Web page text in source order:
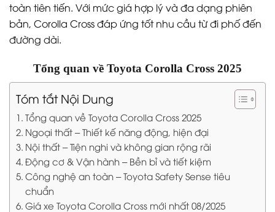
toàn tiên tiến. Với mức giá hợp lý và đa dạng phiên
bản, Corolla Cross đáp ứng tốt nhu cầu từ đi phố đến
đường dài.
Tổng quan về Toyota Corolla Cross 2025
Tóm tắt Nội Dung
Tổng quan về Toyota Corolla Cross 2025
Ngoại thất – Thiết kế năng động, hiện đại
Nội thất – Tiện nghi và không gian rộng rãi
Động cơ & Vận hành – Bền bỉ và tiết kiệm
Công nghệ an toàn – Toyota Safety Sense tiêu
chuẩn
Giá xe Toyota Corolla Cross mới nhất 08/2025